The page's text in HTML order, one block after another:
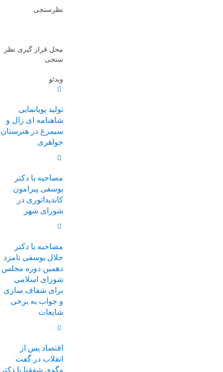
نظرسنجی
محل قرار گیری نظر
سنجی
ویدئو
تولید پویانمایی
شاهنامه ای زال و
سیمرغ در هنرستان
جواهری
مصاحبه با دکتر
یوسفی پیرامون
کاندیداتوری در
شورای شهر
مصاحبه با دکتر
جلال یوسفی نامزد
دهمین دوره مجلس
شورای اسلامی
برای شفاف سازی
و جواب به برخی
شایعات
اقتصاد پس از
انقلاب در گفت
وگوی شفقنا با دکتر